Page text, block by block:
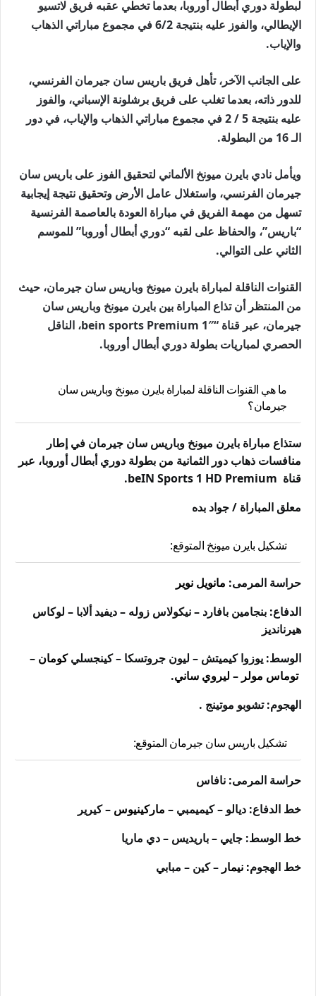
لبطولة دوري أبطال أوروبا، بعدما تخطي عقبه فريق لاتسيو
الإيطالي، والفوز عليه بنتيجة 6/2 في مجموع مباراتي الذهاب
والإياب.
على الجانب الآخر، تأهل فريق باريس سان جيرمان الفرنسي،
للدور ذاته، بعدما تغلب على فريق برشلونة الإسباني، والفوز
عليه بنتيجة 5 / 2 في مجموع مباراتي الذهاب والإياب، في دور
الـ 16 من البطولة.
ويأمل نادي بايرن ميونخ الألماني لتحقيق الفوز على باريس سان
جيرمان الفرنسي، واستغلال عامل الأرض وتحقيق نتيجة إيجابية
تسهل من مهمة الفريق في مباراة العودة بالعاصمة الفرنسية
“باريس”، والحفاظ على لقبه “دوري أبطال أوروبا” للموسم
الثاني على التوالي.
القنوات الناقلة لمباراة بايرن ميونخ وباريس سان جيرمان، حيث
من المنتظر أن تذاع المباراة بين بايرن ميونخ وباريس سان
جيرمان، عبر قناة “bein sports Premium 1″، الناقل
الحصري لمباريات بطولة دوري أبطال أوروبا.
ما هي القنوات الناقلة لمباراة بايرن ميونخ وباريس سان
جيرمان؟
ستذاع مباراة بايرن ميونخ وباريس سان جيرمان في إطار
منافسات ذهاب دور الثمانية من بطولة دوري أبطال أوروبا، عبر
قناة beIN Sports 1 HD Premium.
معلق المباراة / جواد بده
تشكيل بايرن ميونخ المتوقع:
حراسة المرمى: مانويل نوير
الدفاع: بنجامين بافارد – نيكولاس زوله – ديفيد ألابا – لوكاس
هيرنانديز
الوسط: يوزوا كيميتش – ليون جروتسكا – كينجسليكومان –
توماس مولر – ليروي ساني.
الهجوم: تشوبو موتينج .
تشكيل باريس سان جيرمان المتوقع:
حراسة المرمى: نافاس
خط الدفاع: ديالو – كيميمبي – ماركينيوس – كيرير
خط الوسط: جايي – باريديس – دي ماريا
خط الهجوم: نيمار – كين – مبابي